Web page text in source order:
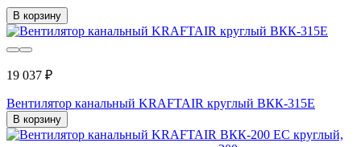
В корзину
19 037 ₽
Вентилятор канальный KRAFTAIR круглый ВКК-315Е
В корзину